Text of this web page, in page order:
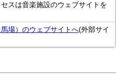
スは音楽施設のウェブサイトを
場）のウェブサイトへ(外部サイ